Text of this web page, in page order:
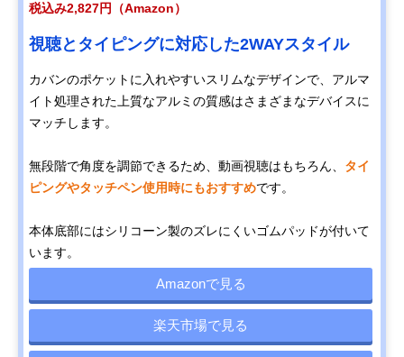
税込み2,827円（Amazon）
視聴とタイピングに対応した2WAYスタイル
カバンのポケットに入れやすいスリムなデザインで、アルマ
イト処理された上質なアルミの質感はさまざまなデバイスに
マッチします。
無段階で角度を調節できるため、動画視聴はもちろん、 タイ
ピングやタッチペン使用時にもおすすめです。
本体底部にはシリコーン製のズレにくいゴムパッドが付いて
います。
Amazonで見る
楽天市場で見る